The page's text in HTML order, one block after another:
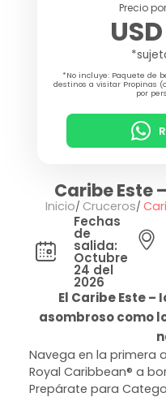
Precio
*No incluye: Paquete de
destinos a visitar Propinas
por
Caribe Este
Inicio Cruceros
Fechas
de
salida:
Octubre
24 del
2026
El Caribe Este –
asombroso como
Navega en la primera
Royal Caribbean® a
Prepárate para